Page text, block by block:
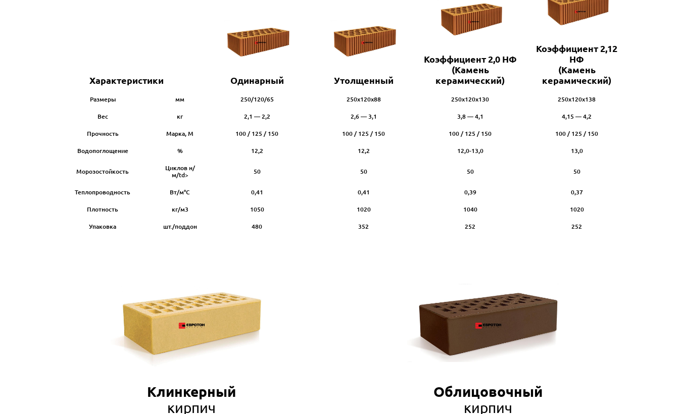
Характеристики Одинарный Утолщенный
Коэффициент 2,0 НФ
(Камень
керамический)
Коэффициент 2,12
НФ
(Камень
керамический)
Размеры мм 250/120/65 250х120х88 250х120х130 250х120х138
Вес кг 2,1 — 2,2 2,6 — 3,1 3,8 — 4,1 4,15 — 4,2
Прочность Марка, М 100 / 125 / 150 100 / 125 / 150 100 / 125 / 150 100 / 125 / 150
Водопоглощение % 12,2 12,2 12,0-13,0 13,0
Морозостойкость
Циклов н/
м/td>
50 50 50 50
Теплопроводность Вт/м°С 0,41 0,41 0,39 0,37
Плотность кг/м3 1050 1020 1040 1020
Упаковка шт./поддон 480 352 252 252
Клинкерный
кирпич
Облицовочный
кирпич